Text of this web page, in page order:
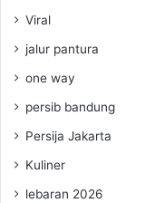
Viral
jalur pantura
one way
persib bandung
Persija Jakarta
Kuliner
lebaran 2026